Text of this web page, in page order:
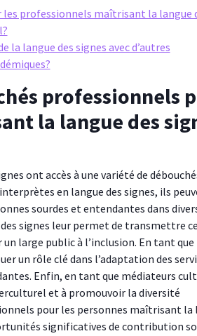
professionnels maîtrisant la langue
la langue des signes avec d’autres
professionnels
la langue des
ont accès à une variété de
en langue des signes, ils
sourdes et entendantes dans
signes leur permet de transmettre
large public à l’inclusion. En tant que
un rôle clé dans l’adaptation des
Enfin, en tant que médiateurs
et à promouvoir la diversité
pour les personnes maîtrisant la
significatives de contribution